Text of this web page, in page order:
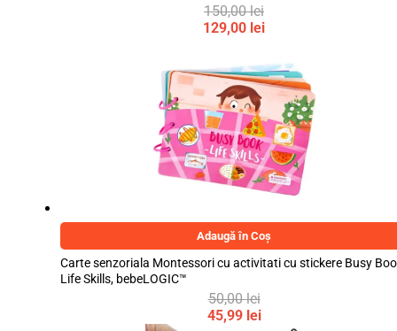
150,00lei
Prețul
fost:
150,00 lei.
129,00 lei
curent
este:
129,00 lei.
Adaugă în Coș
Carte senzoriala Montessori cu activitati cu stickere Busy
Life Skills, bebeLOGIC™
50,00lei
Prețul
45,99 lei